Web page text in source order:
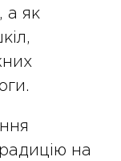
а як
на